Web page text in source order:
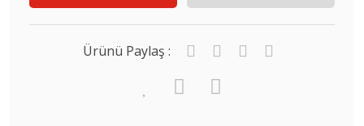
Ürünü Paylaş :